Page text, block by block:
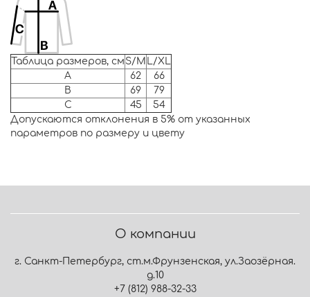
Таблица размеров, см S/M
L/XL
A
62
66
B
69
79
C
45
54
Допускаются отклонения в 5% от указанных
параметров по размеру и цвету
О компании
г. Санкт-Петербург, ст.м.Фрунзенская, ул.Заозёрная.
д.10
+7 (812) 988-32-33